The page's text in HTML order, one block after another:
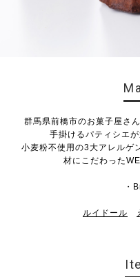
群馬県前橋市のお菓子屋さ
手掛けるパティシエ
小麦粉不使用の3大アレルゲ
材にこだわった
・
ルイドール